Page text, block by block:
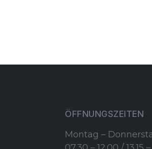
ÖFFNUNGSZEITEN
Montag –